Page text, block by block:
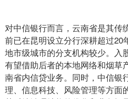
对中信银行而言，云南省是其传
前已在昆明设立分行深耕超过20
地市级城市的分支机构较少。入
有望借助后者的本地网络和烟草
南省内信贷业务。同时，中信银
理、信息科技、风险管理等方面